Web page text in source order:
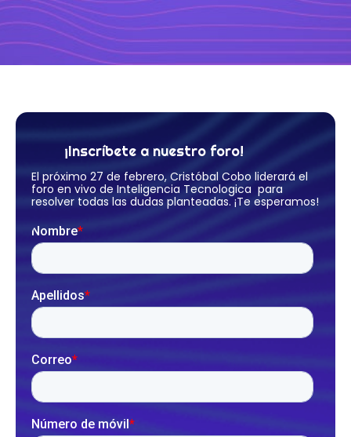
¡Inscríbete a nuestro foro!
El próximo 27 de febrero, Cristóbal Cobo liderará el
foro en vivo de Inteligencia Tecnologica para
resolver todas las dudas planteadas. ¡Te esperamos!